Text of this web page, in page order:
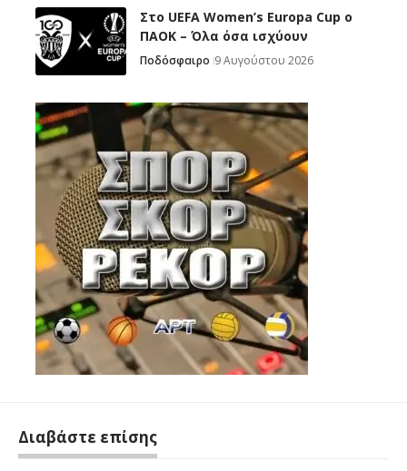
Στο UEFA Women’s Europa Cup ο
ΠΑΟΚ – Όλα όσα ισχύουν
Ποδόσφαιρο 9 Αυγούστου 2026
Διαβάστε επίσης